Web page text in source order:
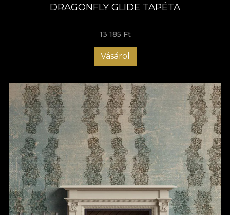
DRAGONFLY GLIDE TAPÉTA
13 185 Ft
Vásárol